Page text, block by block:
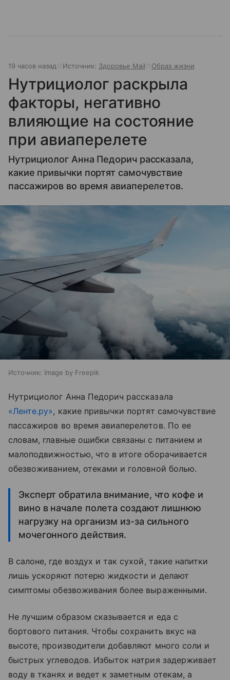
19 часов назад Источник: Здоровье Mail Образ жизни
Нутрициолог раскрыла
факторы, негативно
влияющие на состояние
при авиаперелете
Нутрициолог Анна Педорич рассказала,
какие привычки портят самочувствие
пассажиров во время авиаперелетов.
Источник: Image by Freepik
Нутрициолог Анна Педорич рассказала
«Ленте.ру», какие привычки портят самочувствие
пассажиров во время авиаперелетов. По ее
словам, главные ошибки связаны с питанием и
малоподвижностью, что в итоге оборачивается
обезвоживанием, отеками и головной болью.
Эксперт обратила внимание, что кофе и
вино в начале полета создают лишнюю
нагрузку на организм из-за сильного
мочегонного действия.
В салоне, где воздух и так сухой, такие напитки
лишь ускоряют потерю жидкости и делают
симптомы обезвоживания более выраженными.
Не лучшим образом сказывается и еда с
бортового питания. Чтобы сохранить вкус на
высоте, производители добавляют много соли и
быстрых углеводов. Избыток натрия задерживает
воду в тканях и ведет к заметным отекам, а